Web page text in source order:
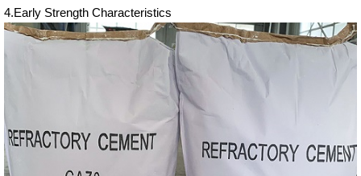
4.Early Strength Characteristics